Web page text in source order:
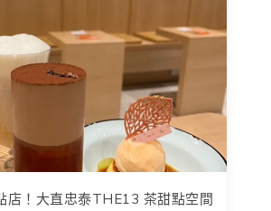
店！大直忠泰THE13 茶甜點空間